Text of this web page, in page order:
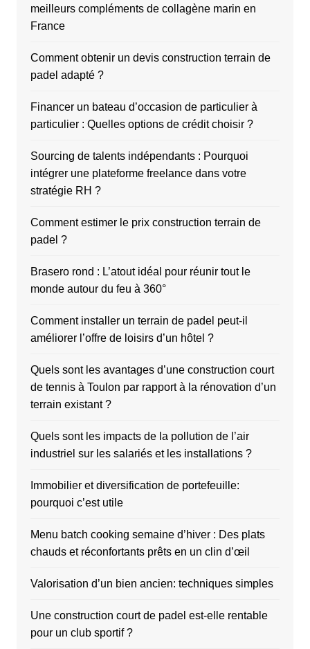
meilleurs compléments de collagène marin en
France
Comment obtenir un devis construction terrain de
padel adapté ?
Financer un bateau d’occasion de particulier à
particulier : Quelles options de crédit choisir ?
Sourcing de talents indépendants : Pourquoi
intégrer une plateforme freelance dans votre
stratégie RH ?
Comment estimer le prix construction terrain de
padel ?
Brasero rond : L’atout idéal pour réunir tout le
monde autour du feu à 360°
Comment installer un terrain de padel peut-il
améliorer l’offre de loisirs d’un hôtel ?
Quels sont les avantages d’une construction court
de tennis à Toulon par rapport à la rénovation d’un
terrain existant ?
Quels sont les impacts de la pollution de l’air
industriel sur les salariés et les installations ?
Immobilier et diversification de portefeuille:
pourquoi c’est utile
Menu batch cooking semaine d’hiver : Des plats
chauds et réconfortants prêts en un clin d’œil
Valorisation d’un bien ancien: techniques simples
Une construction court de padel est-elle rentable
pour un club sportif ?